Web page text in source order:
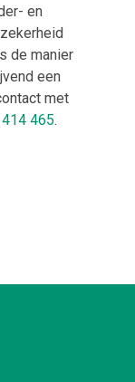
en
de manier
een
met
465.